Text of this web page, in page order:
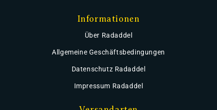
Informationen
Über Radaddel
Allgemeine Geschäftsbedingungen
Datenschutz Radaddel
Impressum Radaddel